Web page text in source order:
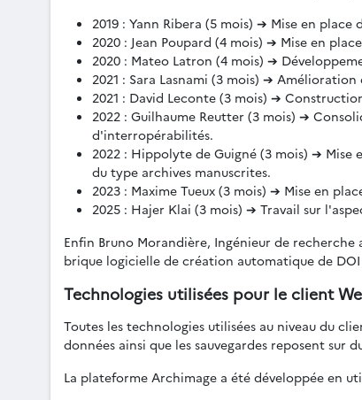
2019 : Yann Ribera (5 mois) ➔ Mise en
2020 : Jean Poupard (4 mois) ➔ Mise en
2020 : Mateo Latron (4 mois) ➔
2021 : Sara Lasnami (3 mois) ➔
2021 : David Leconte (3 mois) ➔
2022 : Guilhaume Reutter (3 mois) ➔
d'interropérabilités.
2022 : Hippolyte de Guigné (3 mois) ➔
du type archives manuscrites.
2023 : Maxime Tueux (3 mois) ➔ Mise en
2025 : Hajer Klai (3 mois) ➔ Travail sur
Enfin Bruno Morandière, Ingénieur de
brique logicielle de création automatique de DOI
Technologies utilisées pour le client
Toutes les technologies utilisées au niveau du
données ainsi que les sauvegardes reposent
La plateforme Archimage a été développée en